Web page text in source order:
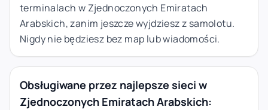
terminalach w Zjednoczonych Emiratach
Arabskich, zanim jeszcze wyjdziesz z samolotu.
Nigdy nie będziesz bez map lub wiadomości.
Obsługiwane przez najlepsze sieci w
Zjednoczonych Emiratach Arabskich: